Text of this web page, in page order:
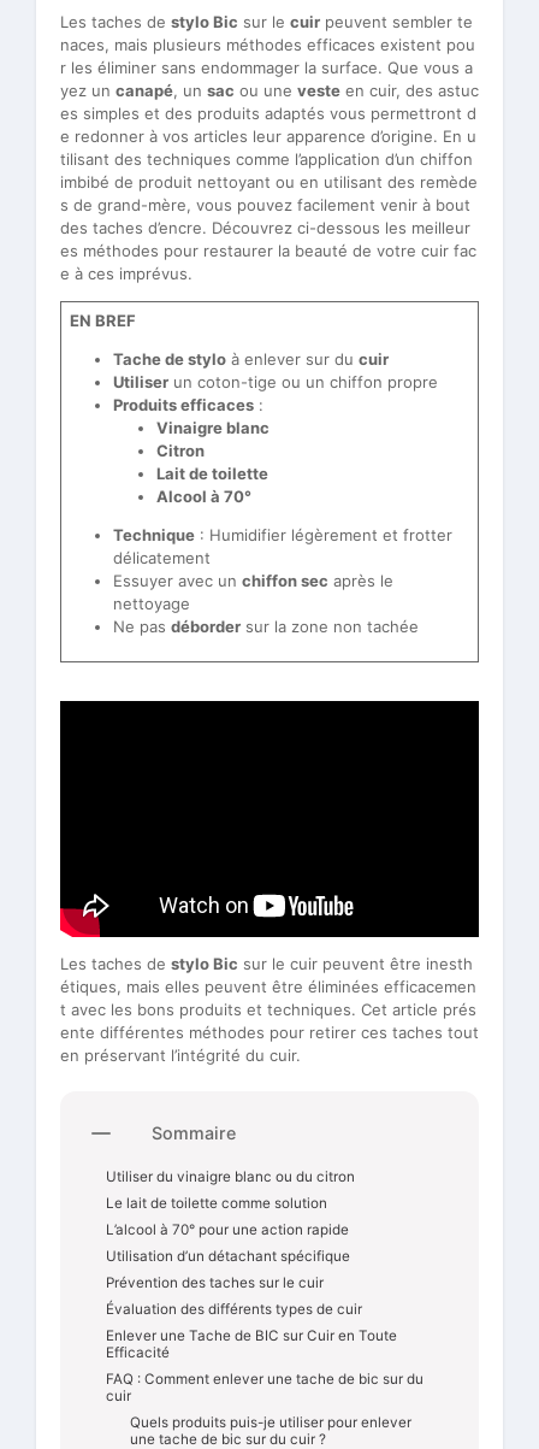
Les taches de stylo Bic sur le cuir peuvent sembler te
naces, mais plusieurs méthodes efficaces existent pou
r les éliminer sans endommager la surface. Que vous a
yez un canapé, un sac ou une veste en cuir, des astuc
es simples et des produits adaptés vous permettront d
e redonner à vos articles leur apparence d’origine. En u
tilisant des techniques comme l’application d’un chiffon
imbibé de produit nettoyant ou en utilisant des remède
s de grand-mère, vous pouvez facilement venir à bout
des taches d’encre. Découvrez ci-dessous les meilleur
es méthodes pour restaurer la beauté de votre cuir fac
e à ces imprévus.
EN BREF
Tache de styloà enlever sur du cuir
Utiliserun coton-tige ou un chiffon propre
Produits efficaces:
Vinaigre blanc
Citron
Lait de toilette
Alcool à 70°
Technique: Humidifier légèrement et frotter
délicatement
Essuyer avec un chiffon sec après le
nettoyage
Ne pas débordersur la zone non tachée
Les taches de stylo Bic sur le cuir peuvent être inesth
étiques, mais elles peuvent être éliminées efficacemen
t avec les bons produits et techniques. Cet article prés
ente différentes méthodes pour retirer ces taches tout
en préservant l’intégrité du cuir.
Sommaire
Utiliser du vinaigre blanc ou du citron
Le lait de toilette comme solution
L’alcool à 70° pour une action rapide
Utilisation d’un détachant spécifique
Prévention des taches sur le cuir
Évaluation des différents types de cuir
Enlever une Tache de BIC sur Cuir en Toute
Efficacité
FAQ : Comment enlever une tache de bic sur du
cuir
Quels produits puis-je utiliser pour enlever
une tache de bic sur du cuir ?